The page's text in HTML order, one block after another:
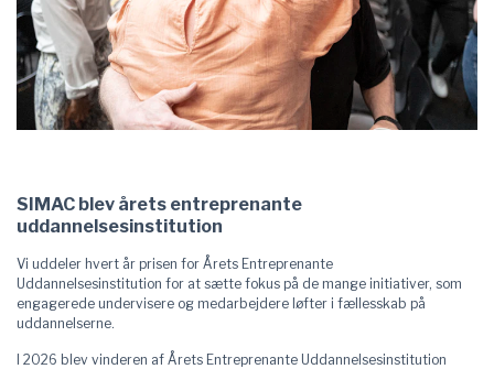
SIMAC blev årets entreprenante
uddannelsesinstitution
Vi uddeler hvert år prisen for Årets Entreprenante
Uddannelsesinstitution for at sætte fokus på de mange initiativer, som
engagerede undervisere og medarbejdere løfter i fællesskab på
uddannelserne.
I 2026 blev vinderen af Årets Entreprenante Uddannelsesinstitution